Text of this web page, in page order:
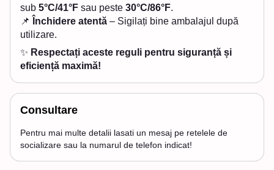
sub 5°C/41°F sau peste 30°C/86°F.
📌
Închidere atentă – Sigilați bine ambalajul după
utilizare.
✨ Respectați aceste reguli pentru siguranță și
eficiență maximă!
Consultare
Pentru mai multe detalii lasati un mesaj pe retelele de
socializare sau la numarul de telefon indicat!